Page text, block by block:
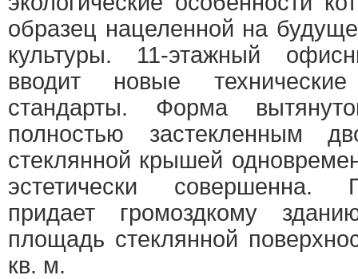
образец нацеленной на
культуры. 11-этажный
вводит новые
стандарты. Форма
полностью застекленным
стеклянной крышей
эстетически совершенна.
придает громоздкому
площадь стеклянной
кв. м.